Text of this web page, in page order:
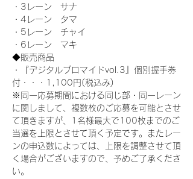
・3レーン　サナ
・4レーン　タマ
・5レーン　チャイ
・6レーン　マキ
◆販売商品
・『デジタルブロマイドvol.3』個別握手券
付・・・1,100円(税込み)
※同一応募期間における同じ部・同一レーン
に関しまして、複数枚のご応募を可能とさせ
て頂きますが、1名様最大で100枚までのご
当選を上限とさせて頂く予定です。またレー
ンの申込数によっては、上限を調整させて頂
く場合がございますので、予めご了承くださ
い。